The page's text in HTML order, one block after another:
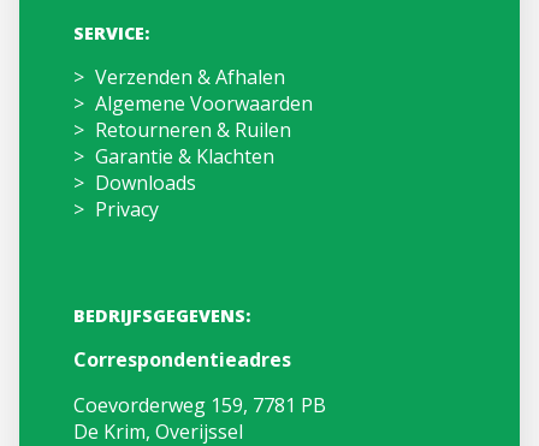
SERVICE:
Verzenden & Afhalen
Algemene Voorwaarden
Retourneren & Ruilen
Garantie & Klachten
Downloads
Privacy
BEDRIJFSGEGEVENS:
Correspondentieadres
Coevorderweg 159, 7781 PB
De Krim, Overijssel